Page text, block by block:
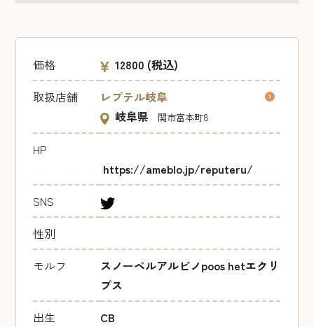
価格 12800 (税込)
取扱店舗
レプテル岐阜
岐阜県
関市富本町8
HP
https://ameblo.jp/reputeru/
SNS
性別
モルフ
スノーベルアルビノpoos hetエクリ
プス
出生
CB